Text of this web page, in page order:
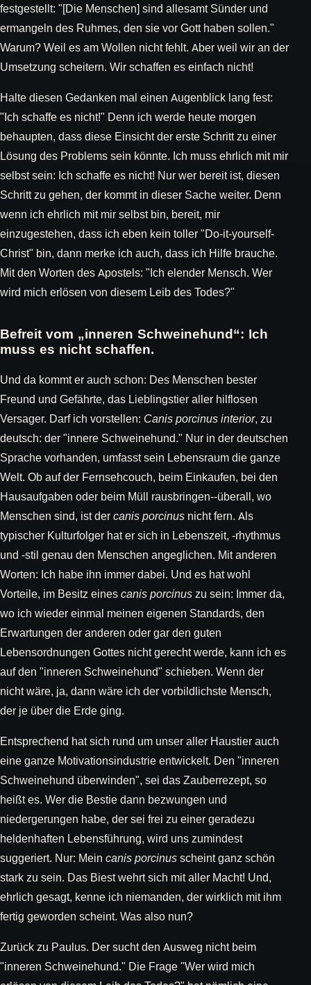
festgestellt: "[Die Menschen] sind allesamt Sünder und
ermangeln des Ruhmes, den sie vor Gott haben sollen."
Warum? Weil es am Wollen nicht fehlt. Aber weil wir an der
Umsetzung scheitern. Wir schaffen es einfach nicht!
Halte diesen Gedanken mal einen Augenblick lang fest:
"Ich schaffe es nicht!" Denn ich werde heute morgen
behaupten, dass diese Einsicht der erste Schritt zu einer
Lösung des Problems sein könnte. Ich muss ehrlich mit mir
selbst sein: Ich schaffe es nicht! Nur wer bereit ist, diesen
Schritt zu gehen, der kommt in dieser Sache weiter. Denn
wenn ich ehrlich mit mir selbst bin, bereit, mir
einzugestehen, dass ich eben kein toller "Do-it-yourself-
Christ" bin, dann merke ich auch, dass ich Hilfe brauche.
Mit den Worten des Apostels: "Ich elender Mensch. Wer
wird mich erlösen von diesem Leib des Todes?"
Befreit vom „inneren Schweinehund“: Ich
muss es nicht schaffen.
Und da kommt er auch schon: Des Menschen bester
Freund und Gefährte, das Lieblingstier aller hilflosen
Versager. Darf ich vorstellen: Canis porcinus interior, zu
deutsch: der "innere Schweinehund." Nur in der deutschen
Sprache vorhanden, umfasst sein Lebensraum die ganze
Welt. Ob auf der Fernsehcouch, beim Einkaufen, bei den
Hausaufgaben oder beim Müll rausbringen--überall, wo
Menschen sind, ist dercanis porcinus nicht fern. Als
typischer Kulturfolger hat er sich in Lebenszeit, -rhythmus
und -stil genau den Menschen angeglichen. Mit anderen
Worten: Ich habe ihn immer dabei. Und es hat wohl
Vorteile, im Besitz einescanis porcinuszu sein: Immer da,
wo ich wieder einmal meinen eigenen Standards, den
Erwartungen der anderen oder gar den guten
Lebensordnungen Gottes nicht gerecht werde, kann ich es
auf den "inneren Schweinehund" schieben. Wenn der
nicht wäre, ja, dann wäre ich der vorbildlichste Mensch,
der je über die Erde ging.
Entsprechend hat sich rund um unser aller Haustier auch
eine ganze Motivationsindustrie entwickelt. Den "inneren
Schweinehund überwinden", sei das Zauberrezept, so
heißt es. Wer die Bestie dann bezwungen und
niedergerungen habe, der sei frei zu einer geradezu
heldenhaften Lebensführung, wird uns zumindest
suggeriert. Nur: Mein canis porcinusscheint ganz schön
stark zu sein. Das Biest wehrt sich mit aller Macht! Und,
ehrlich gesagt, kenne ich niemanden, der wirklich mit ihm
fertig geworden scheint. Was also nun?
Zurück zu Paulus. Der sucht den Ausweg nicht beim
"inneren Schweinehund." Die Frage "Wer wird mich